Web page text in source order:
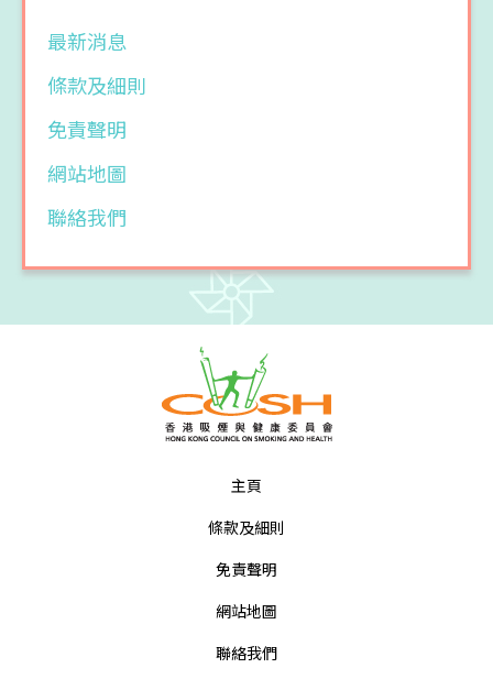
最新消息
條款及細則
免責聲明
網站地圖
聯絡我們
主頁
條款及細則
免責聲明
網站地圖
聯絡我們